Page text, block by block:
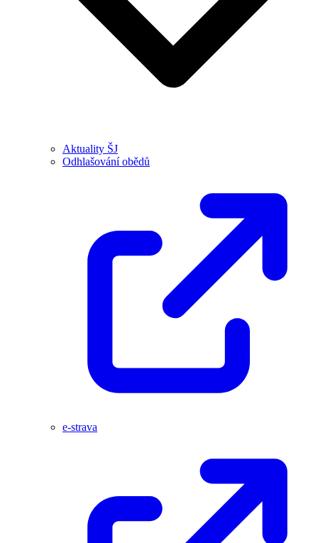
Aktuality ŠJ
Odhlašování obědů
e-strava